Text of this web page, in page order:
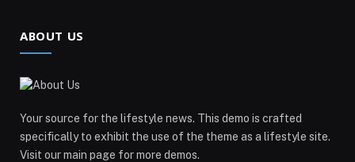
ABOUT US
Your source for the lifestyle news. This demo is crafted
specifically to exhibit the use of the theme as a lifestyle site.
Visit our main page for more demos.